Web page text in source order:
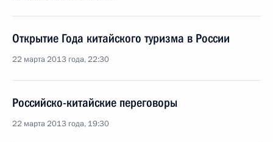
Открытие Года китайского туризма в России
22 марта 2013 года, 22:30
Российско-китайские переговоры
22 марта 2013 года, 19:30